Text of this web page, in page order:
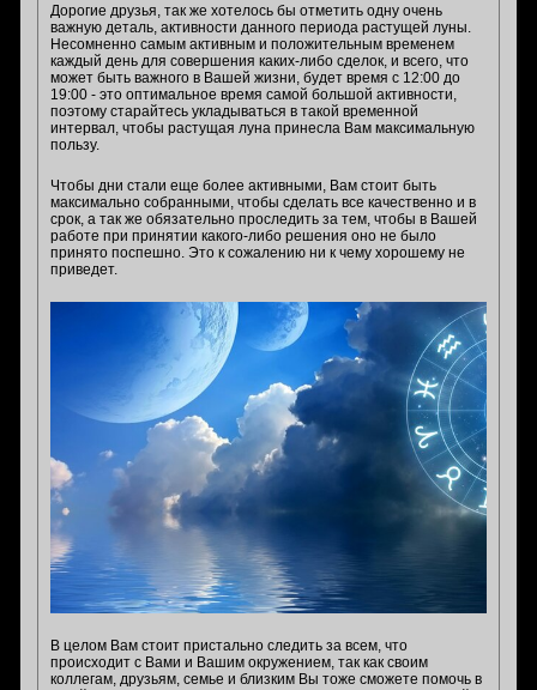
Дорогие друзья, так же хотелось бы отметить одну очень
важную деталь, активности данного периода растущей луны.
Несомненно самым активным и положительным временем
каждый день для совершения каких-либо сделок, и всего, что
может быть важного в Вашей жизни, будет время с 12:00 до
19:00 - это оптимальное время самой большой активности,
поэтому старайтесь укладываться в такой временной
интервал, чтобы растущая луна принесла Вам максимальную
пользу.
Чтобы дни стали еще более активными, Вам стоит быть
максимально собранными, чтобы сделать все качественно и в
срок, а так же обязательно проследить за тем, чтобы в Вашей
работе при принятии какого-либо решения оно не было
принято поспешно. Это к сожалению ни к чему хорошему не
приведет.
В целом Вам стоит пристально следить за всем, что
происходит с Вами и Вашим окружением, так как своим
коллегам, друзьям, семье и близким Вы тоже сможете помочь в